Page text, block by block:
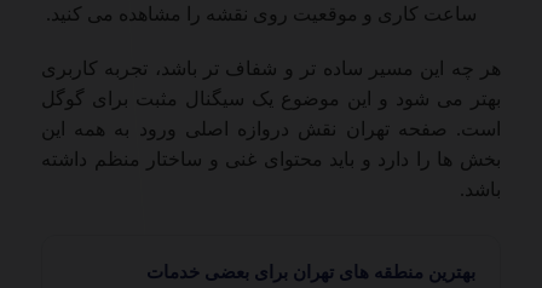
ساعت کاری و موقعیت روی نقشه را مشاهده می کنید.
هر چه این مسیر ساده تر و شفاف تر باشد، تجربه کاربری
بهتر می شود و این موضوع یک سیگنال مثبت برای گوگل
است. صفحه تهران نقش دروازه اصلی ورود به همه این
بخش ها را دارد و باید محتوای غنی و ساختار منظم داشته
باشد.
بهترین منطقه های تهران برای بعضی خدمات